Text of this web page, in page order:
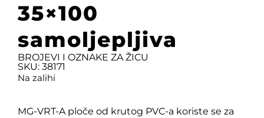
35×100
samoljepljiva
BROJEVI I OZNAKE ZA ŽICU
SKU: 38171
Na zalihi
MG-VRT-A ploče od krutog PVC-a koriste se za